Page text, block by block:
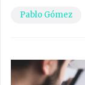
Pablo Gómez